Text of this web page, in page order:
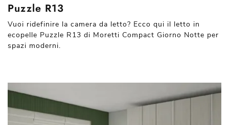
Puzzle R13
Vuoi ridefinire la camera da letto? Ecco qui il letto in
ecopelle Puzzle R13 di Moretti Compact Giorno Notte per
spazi moderni.